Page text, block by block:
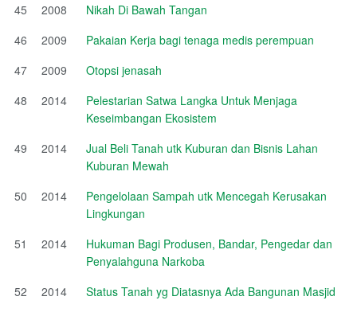
45
2008
Nikah Di Bawah Tangan
46
2009
Pakaian Kerja bagi tenaga medis perempuan
47
2009
Otopsi jenasah
48
2014
Pelestarian Satwa Langka Untuk Menjaga
Keseimbangan Ekosistem
49
2014
Jual Beli Tanah utk Kuburan dan Bisnis Lahan
Kuburan Mewah
50
2014
Pengelolaan Sampah utk Mencegah Kerusakan
Lingkungan
51
2014
Hukuman Bagi Produsen, Bandar, Pengedar dan
Penyalahguna Narkoba
52
2014
Status Tanah yg Diatasnya Ada Bangunan Masjid